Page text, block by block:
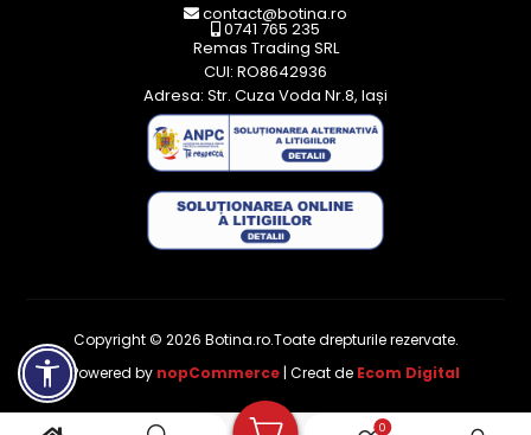
0
contact@botina.ro
0741 765 235
Remas Trading SRL
CUI: RO8642936
Adresa: Str. Cuza Voda Nr.8, Iași
Copyright © 2026 Botina.ro.Toate drepturile rezervate.
Powered by nopCommerce | Creat de Ecom Digital